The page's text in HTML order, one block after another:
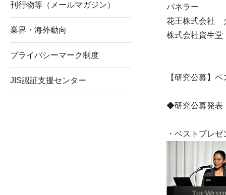
パネラー
花王株式会社
株式会社資生
【研究公募】
◆研究公募発表
・ベストプレ
刊行物等（メールマガジン）
業界・海外動向
プライバシーマーク制度
JIS認証支援センター